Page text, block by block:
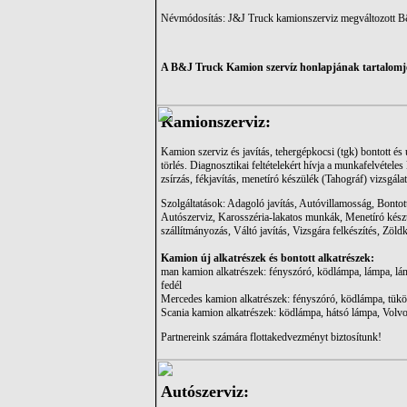
Névmódosítás: J&J Truck kamionszerviz megváltozott
A B&J Truck Kamion szervíz honlapjának
Kamionszerviz:
Kamion szerviz és javítás, tehergépkocsi (tgk) bontott
törlés. Diagnosztikai feltételekért hívja a
zsírzás, fékjavítás, menetíró készülék (Tahográf)
Szolgáltatások: Adagoló javítás, Autóvillamosság,
Autószerviz, Karosszéria-lakatos munkák, Menetíró
szállítmányozás, Váltó javítás, Vizsgára felkészítés,
Kamion új alkatrészek és bontott alkatrészek:
man kamion alkatrészek: fényszóró, ködlámpa, lámpa,
fedél
Mercedes kamion alkatrészek: fényszóró, ködlámpa,
Scania kamion alkatrészek: ködlámpa, hátsó lámpa,
Partnereink számára flottakedvezményt biztosítunk!
Autószerviz: